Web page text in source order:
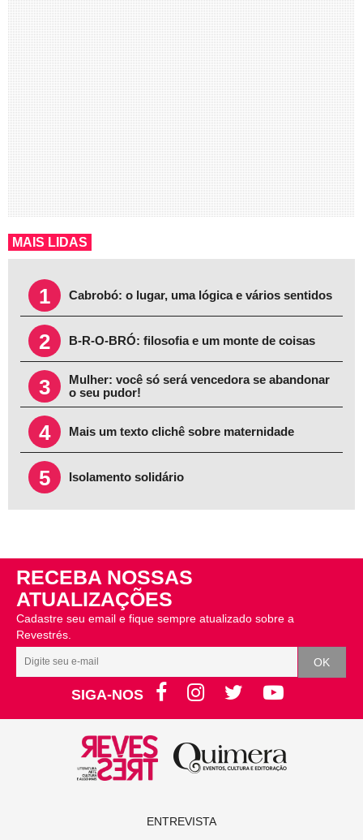
MAIS LIDAS
1 Cabrobó: o lugar, uma lógica e vários sentidos
2 B-R-O-BRÓ: filosofia e um monte de coisas
3
Mulher: você só será vencedora se abandonar
o seu pudor!
4 Mais um texto clichê sobre maternidade
5 Isolamento solidário
RECEBA NOSSAS
ATUALIZAÇÕES
Cadastre seu email e fique sempre atualizado sobre a
Revestrés.
SIGA-NOS
ENTREVISTA